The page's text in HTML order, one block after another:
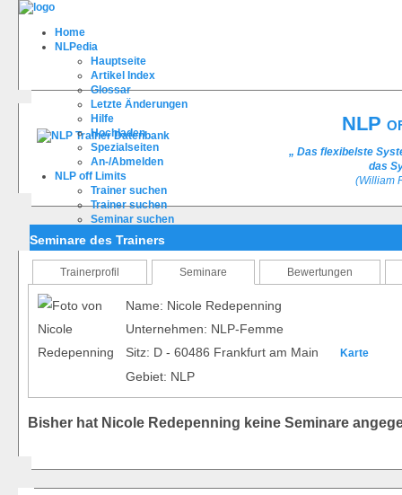
Home
NLPedia
Hauptseite
Artikel Index
Glossar
Letzte Änderungen
Hilfe
Hochladen
Spezialseiten
An-/Abmelden
NLP off Limits
Trainer suchen
Trainer suchen
Seminar suchen
Trainer bewerten
Registrieren
FAQ
NLP
„ Das flexibelste
das
(William
Seminare des Trainers
Trainerprofil Seminare Bewertungen
Name: Nicole Redepenning
Unternehmen: NLP-Femme
Sitz: D - 60486 Frankfurt am Main
Karte
Gebiet: NLP
Bisher hat Nicole Redepenning keine Seminare